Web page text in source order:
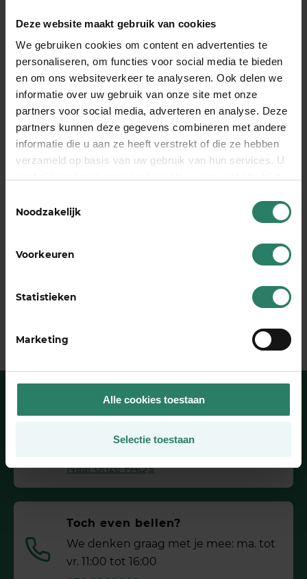
Deze website maakt gebruik van cookies
We gebruiken cookies om content en advertenties te
personaliseren, om functies voor social media te bieden
en om ons websiteverkeer te analyseren. Ook delen we
informatie over uw gebruik van onze site met onze
partners voor social media, adverteren en analyse. Deze
partners kunnen deze gegevens combineren met andere
informatie die u aan ze heeft verstrekt of die ze hebben
verzameld op basis van uw gebruik van hun services. U
Noodzakelijk
Voorkeuren
Statistieken
Marketing
Alle cookies toestaan
Selectie toestaan
andere wereld stappen. Zeker de afgelopen 11
weken, maar ook nu ons leven weer open gaat,
doe ik dat met veel plezier en inspiratie. En
hopelijk geef ik daar een sprankje van door aan
jullie.
Silvie Warmerdam en Veronique Werz runnen
samen het communicatiebureau
Voor SharePeople regelen ze de contentstrategie.
Facebookpagina Wat Niemand Weet
Deel dit stuk
Wij hebben het antwoord
Naar onze FAQ’s
Toch even bellen?
We denken graag met je mee: ma. tot
vr. 11:00 tot 16:00